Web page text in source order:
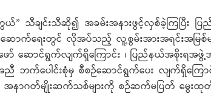
ကွယ်” သီချင်းသီဆို၍ အခမ်းအနားဖွင့်လှစ်ခဲ့ကြပြီး ပ
က်ရေးတွင် လိုအပ်သည့် လူ့စွမ်းအားအရင်းအမြစ်မ
ာင်ရွက်လျက်ရှိကြောင်း ၊ ပြည်နယ်အစိုးရအဖွဲ့အန
ညီ ဘက်ပေါင်းစုံမှ စီစဉ်ဆောင်ရွက်ပေး လျက်ရှိကြ
အနာဂတ်မျိုးဆက်သစ်များကို စဉ်ဆက်မပြတ် မွေး